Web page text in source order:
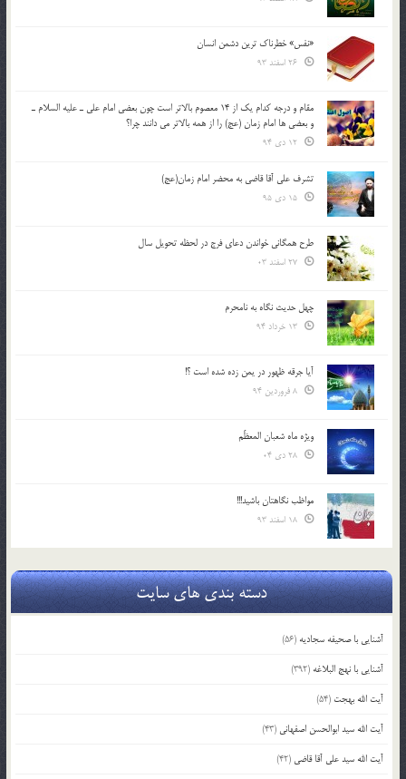
«نفس» خطرناک ترین دشمن انسان
مقام و درجه كدام يك از 14 معصوم بالاتر است چون بعضي امام علي ـ عليه السلام ـ
و بعضي ها امام زمان (عج) را از همه بالاتر مي دانند چرا؟
تشرف علي آقا قاضي به محضر امام زمان(عج)
طرح همگانی خواندن دعای فرج در لحظه تحویل سال
چهل حدیث نگاه به نامحرم
آیا جرقه ظهور در یمن زده شده است ؟!
ویژه ماه شعبان المعظّم
مواظب نگاهتان باشید!!!
دسته بندی های سایت
آشنایی با صحیفه سجادیه (56)
آشنایی با نهج البلاغه (392)
آیت الله بهجت (54)
آیت الله سید ابوالحسن اصفهانی (43)
آیت الله سید علی آقا قاضی (42)